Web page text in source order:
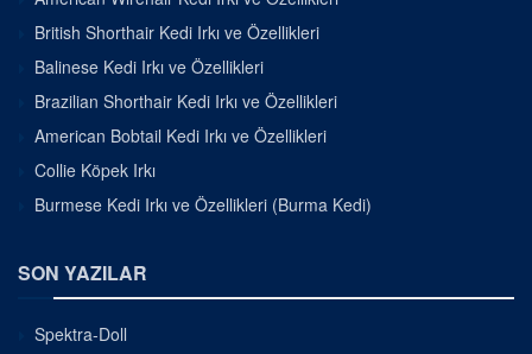
British Shorthair Kedi Irkı ve Özellikleri
Balinese Kedi Irkı ve Özellikleri
Brazilian Shorthair Kedi Irkı ve Özellikleri
American Bobtail Kedi Irkı ve Özellikleri
Collie Köpek Irkı
Burmese Kedi Irkı ve Özellikleri (Burma Kedi)
SON YAZILAR
Spektra-Doll